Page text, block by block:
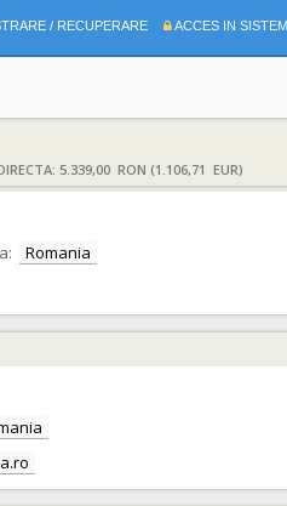
/ RECUPERARE ACCES IN SISTEM
5.339,00 RON (1.106,71 EUR)
Romania